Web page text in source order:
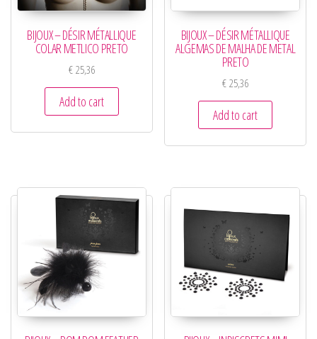
BIJOUX – DÉSIR MÉTALLIQUE
COLAR METLICO PRETO
€25,36
Add to cart
BIJOUX – DÉSIR MÉTALLIQUE
ALGEMAS DE MALHA DE METAL
PRETO
€25,36
Add to cart